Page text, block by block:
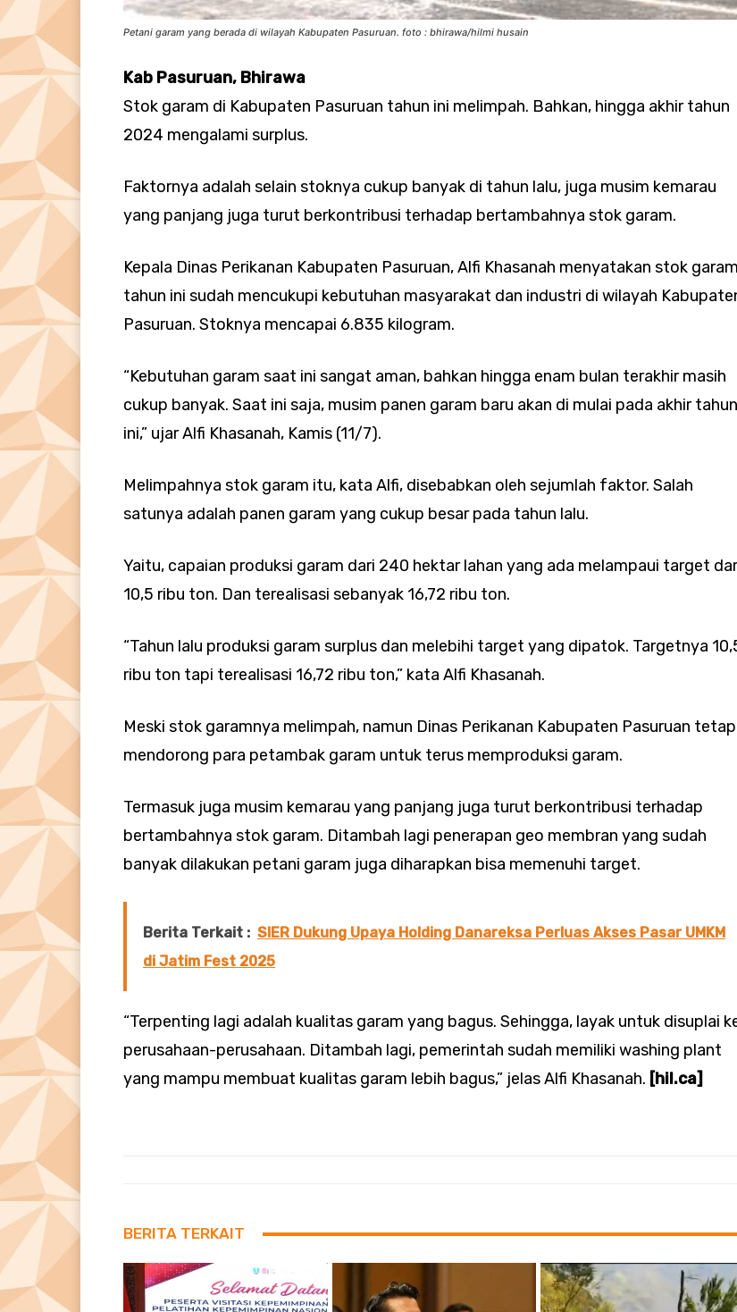
Petani garam yang berada di wilayah Kabupaten Pasuruan. foto : bhirawa/hilmi husain
Kab Pasuruan, Bhirawa
Stok garam di Kabupaten Pasuruan tahun ini melimpah. Bahkan, hingga akhir tahun
2024 mengalami surplus.
Faktornya adalah selain stoknya cukup banyak di tahun lalu, juga musim kemarau
yang panjang juga turut berkontribusi terhadap bertambahnya stok garam.
Kepala Dinas Perikanan Kabupaten Pasuruan, Alfi Khasanah menyatakan stok garam
tahun ini sudah mencukupi kebutuhan masyarakat dan industri di wilayah
Pasuruan. Stoknya mencapai 6.835 kilogram.
“Kebutuhan garam saat ini sangat aman, bahkan hingga enam bulan terakhir masih
cukup banyak. Saat ini saja, musim panen garam baru akan di mulai pada akhir tahun
ini,” ujar Alfi Khasanah, Kamis (11/7).
Melimpahnya stok garam itu, kata Alfi, disebabkan oleh sejumlah faktor. Salah
satunya adalah panen garam yang cukup besar pada tahun lalu.
Yaitu, capaian produksi garam dari 240 hektar lahan yang ada melampaui target
10,5 ribu ton. Dan terealisasi sebanyak 16,72 ribu ton.
“Tahun lalu produksi garam surplus dan melebihi target yang dipatok. Targetnya
ribu ton tapi terealisasi 16,72 ribu ton,” kata Alfi Khasanah.
Meski stok garamnya melimpah, namun Dinas Perikanan Kabupaten Pasuruan tetap
mendorong para petambak garam untuk terus memproduksi garam.
Termasuk juga musim kemarau yang panjang juga turut berkontribusi terhadap
bertambahnya stok garam. Ditambah lagi penerapan geo membran yang sudah
banyak dilakukan petani garam juga diharapkan bisa memenuhi target.
Berita Terkait : SIER Dukung Upaya Holding Danareksa Perluas Akses Pasar UMKM
di Jatim Fest 2025
“Terpenting lagi adalah kualitas garam yang bagus. Sehingga, layak untuk disuplai
perusahaan-perusahaan. Ditambah lagi, pemerintah sudah memiliki washing plant
yang mampu membuat kualitas garam lebih bagus,” jelas Alfi Khasanah. [hil.ca]
BERITA TERKAIT